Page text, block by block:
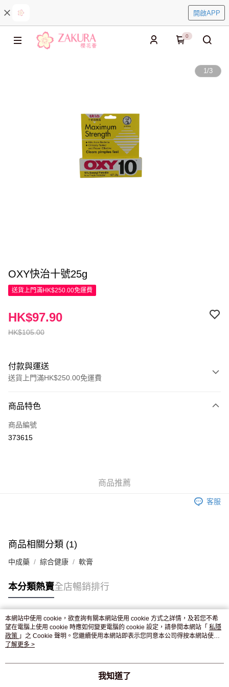
開啟APP
0
1/3
OXY快治十號25g
送貨上門滿HK$250.00免運費
HK$105.00
HK$97.90
付款與運送
送貨上門滿HK$250.00免運費
信用卡
Apple Pay
付款後門市自取，訂單確認後2-4個工作天到店，7天內取。逾期後
商品特色
商品編號
373615
商品推薦
客服
商品相關分類 (1)
中成藥 綜合健康 軟膏
本分類熱賣全店暢銷排行
熱門標籤
熱銷排行
本網站中使用 cookie，欲查詢有關本網站使用 cookie 方式之詳情，及若您不希
望在電腦上使用 cookie 時應如何變更電腦的 cookie 設定，請參閱本網站「 私隱
政策 」之 Cookie 聲明。您繼續使用本網站即表示您同意本公司得按本網站使用
條款之 Cookie 聲明使用 cookie。
了解更多 >
我知道了